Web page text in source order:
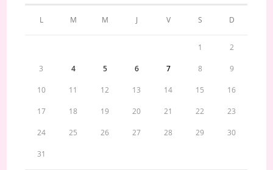
L M M J V S D
1 2
3 4 5 6 7 8 9
10 11 12 13 14 15 16
17 18 19 20 21 22 23
24 25 26 27 28 29 30
31